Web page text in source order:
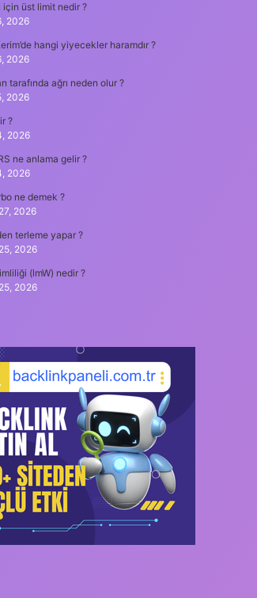
için üst limit nedir ?
2026
hangi yiyecekler haramdır ?
2026
tarafında ağrı neden olur ?
2026
?
2026
ne anlama gelir ?
2026
ne demek ?
2026
terleme yapar ?
2026
(lmW) nedir ?
2026